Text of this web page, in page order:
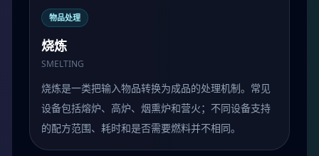
物品处理
烧炼
SMELTING
烧炼是一类把输入物品转换为成品的处理机制。常见
设备包括熔炉、高炉、烟熏炉和营火；不同设备支持
的配方范围、耗时和是否需要燃料并不相同。